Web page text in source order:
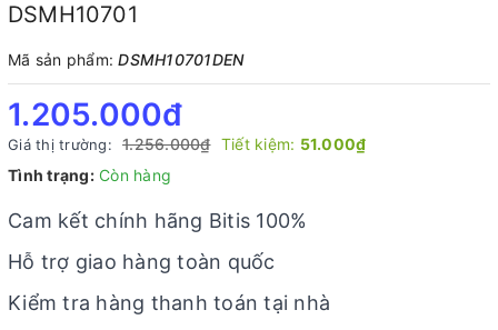
DSMH10701
Mã sản phẩm:DSMH10701DEN
1.205.000₫
Giá thị trường: 1.256.000₫ Tiết kiệm: 51.000₫
Tình trạng: Còn hàng
Cam kết chính hãng Bitis 100%
Hỗ trợ giao hàng toàn quốc
Kiểm tra hàng thanh toán tại nhà